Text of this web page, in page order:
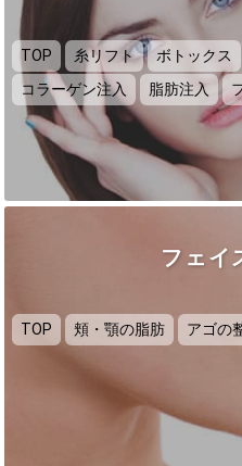
TOP 糸リフト ボトックス
コラーゲン注入
脂肪注入
フェイ
TOP 頬・顎の脂肪 アゴの